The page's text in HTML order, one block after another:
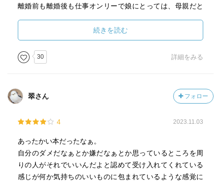
離婚前も離婚後も仕事オンリーで娘にとっては、母親だと
くて「お母さん」とずっと呼んでくれる。
母親であろうとしてくれていることを娘は気づいている。
2話 コーリング・ミー
喫茶とまり木のレジ横に彼女が得意とする刺繍を施した布
小物はとても人気だ。
交流を深めている。
だが、小学生のときにからかわれたのが原因で、誰にも言
えないでいたのだが…。
3話 蜃気楼の彼女
続きを読む
30 詳細をみる
翠さん フォロー
4 2023.11.03
あったかい本だったなぁ。
自分のダメだなぁとか嫌だなぁとか思っているところを周
りの人がそれでいいんだよと認めて受け入れてくれている
感じが何か気持ちのいいものに包まれているような感覚に